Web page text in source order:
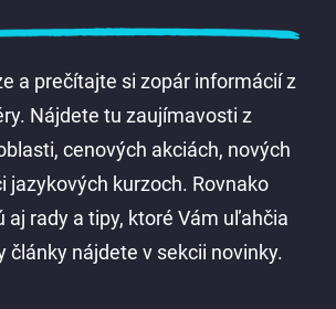
a prečítajte si zopár informácií z
Nájdete tu zaujímavosti z
cenových akciách, nových
jazykových kurzoch. Rovnako
aj rady a tipy, ktoré Vám uľahčia
články nájdete v sekcii novinky.